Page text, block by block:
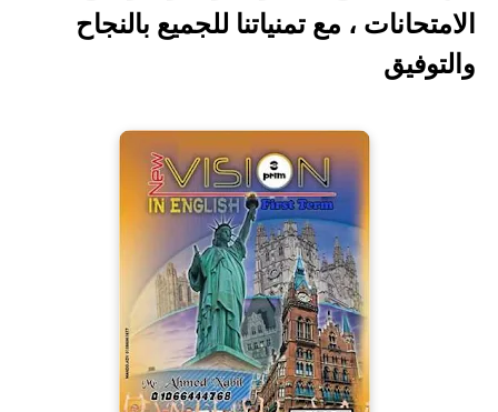
الامتحانات ، مع تمنياتنا للجميع بالنجاح
والتوفيق